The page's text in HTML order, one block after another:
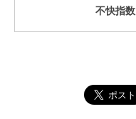
不快指数